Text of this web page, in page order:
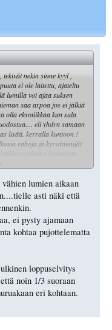
nekin sinne kyyl ,
ei ole laitettu, ajateltu
lumilla voi ajaa suksen
saa arpoa jos ei jälkiä
olla eksotiikkaa kun sula
eli yhdyn samaan
lisää. kerralla kuntoon !
rahoja ja kyrvänimijät
sotkamo laahtasen
vahvaa keppiä
no eio näkynyt.
lumien aikaan
asti näki että
ei pysty ajamaan
kohtaa pujottelematta
loppuselvitys
noin 1/3 suoraan
eri kohtaan.